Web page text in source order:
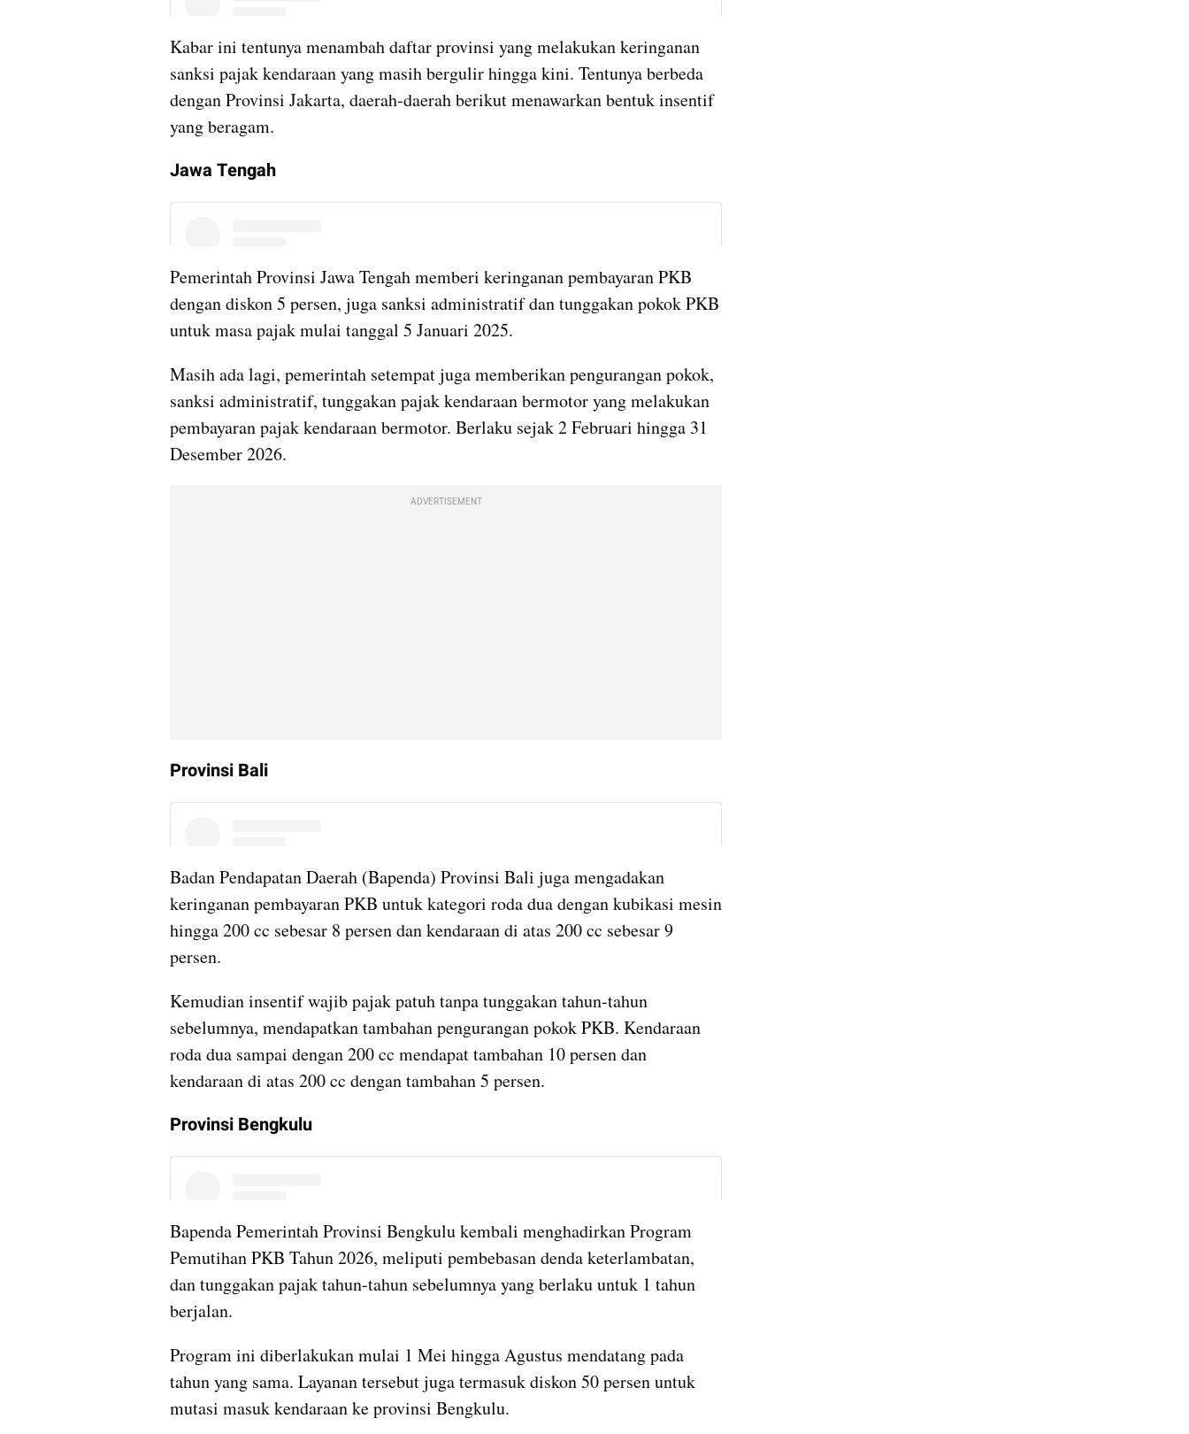
Kabar ini tentunya menambah daftar provinsi yang melakukan keringanan
sanksi pajak kendaraan yang masih bergulir hingga kini. Tentunya berbeda
dengan Provinsi Jakarta, daerah-daerah berikut menawarkan bentuk insentif
yang beragam.
Jawa Tengah
Pemerintah Provinsi Jawa Tengah memberi keringanan pembayaran PKB
dengan diskon 5 persen, juga sanksi administratif dan tunggakan pokok PKB
untuk masa pajak mulai tanggal 5 Januari 2025.
Masih ada lagi, pemerintah setempat juga memberikan pengurangan pokok,
sanksi administratif, tunggakan pajak kendaraan bermotor yang melakukan
pembayaran pajak kendaraan bermotor. Berlaku sejak 2 Februari hingga 31
Desember 2026.
ADVERTISEMENT
Provinsi Bali
Badan Pendapatan Daerah (Bapenda) Provinsi Bali juga mengadakan
keringanan pembayaran PKB untuk kategori roda dua dengan kubikasi mesin
hingga 200 cc sebesar 8 persen dan kendaraan di atas 200 cc sebesar 9
persen.
Kemudian insentif wajib pajak patuh tanpa tunggakan tahun-tahun
sebelumnya, mendapatkan tambahan pengurangan pokok PKB. Kendaraan
roda dua sampai dengan 200 cc mendapat tambahan 10 persen dan
kendaraan di atas 200 cc dengan tambahan 5 persen.
Provinsi Bengkulu
Bapenda Pemerintah Provinsi Bengkulu kembali menghadirkan Program
Pemutihan PKB Tahun 2026, meliputi pembebasan denda keterlambatan,
dan tunggakan pajak tahun-tahun sebelumnya yang berlaku untuk 1 tahun
berjalan.
Program ini diberlakukan mulai 1 Mei hingga Agustus mendatang pada
tahun yang sama. Layanan tersebut juga termasuk diskon 50 persen untuk
mutasi masuk kendaraan ke provinsi Bengkulu.